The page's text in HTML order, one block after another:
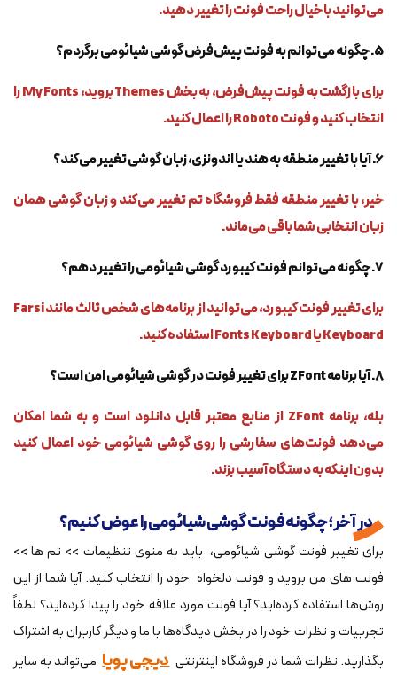
می‌توانید با خیال راحت فونت را تغییر دهید.
5. چگونه می‌توانم به فونت پیش‌فرض گوشی شیائومی برگردم؟
برای بازگشت به فونت پیش‌فرض، به بخش Themes بروید، My Fonts را
انتخاب کنید و فونت Roboto را اعمال کنید.
6. آیا با تغییر منطقه به هند یا اندونزی، زبان گوشی تغییر می‌کند؟
خیر، با تغییر منطقه فقط فروشگاه تم تغییر می‌کند و زبان گوشی همان
زبان انتخابی شما باقی می‌ماند.
7. چگونه می‌توانم فونت کیبورد گوشی شیائومی را تغییر دهم؟
برای تغییر فونت کیبورد، می‌توانید از برنامه‌های شخص ثالث مانند Farsi
Keyboard یا Fonts Keyboard استفاده کنید.
8. آیا برنامه ZFont برای تغییر فونت در گوشی شیائومی امن است؟
بله، برنامه ZFont از منابع معتبر قابل دانلود است و به شما امکان
می‌دهد فونت‌های سفارشی را روی گوشی شیائومی خود اعمال کنید
بدون اینکه به دستگاه آسیب بزند.
در آخر؛ چگونه فونت گوشی شیائومی را عوض کنیم؟
برای تغییر فونت گوشی شیائومی، باید به منوی تنظیمات >> تم ها >>
فونت های من بروید و فونت دلخواه خود را انتخاب کنید. آیا شما از این
روش‌ها استفاده کرده‌اید؟ آیا فونت مورد علاقه خود را پیدا کرده‌اید؟ لطفاً
تجربیات و نظرات خود را در بخش دیدگاه‌ها با ما و دیگر کاربران به اشتراک
بگذارید. نظرات شما در فروشگاه اینترنتی دیجی پویا می‌تواند به سایر